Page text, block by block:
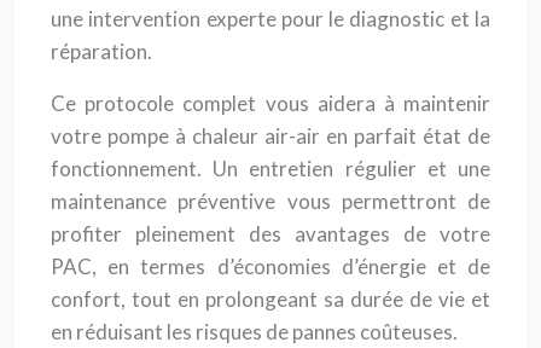
une intervention experte pour le diagnostic et la
réparation.
Ce protocole complet vous aidera à maintenir
votre pompe à chaleur air-air en parfait état de
fonctionnement. Un entretien régulier et une
maintenance préventive vous permettront de
profiter pleinement des avantages de votre
PAC, en termes d’économies d’énergie et de
confort, tout en prolongeant sa durée de vie et
en réduisant les risques de pannes coûteuses.